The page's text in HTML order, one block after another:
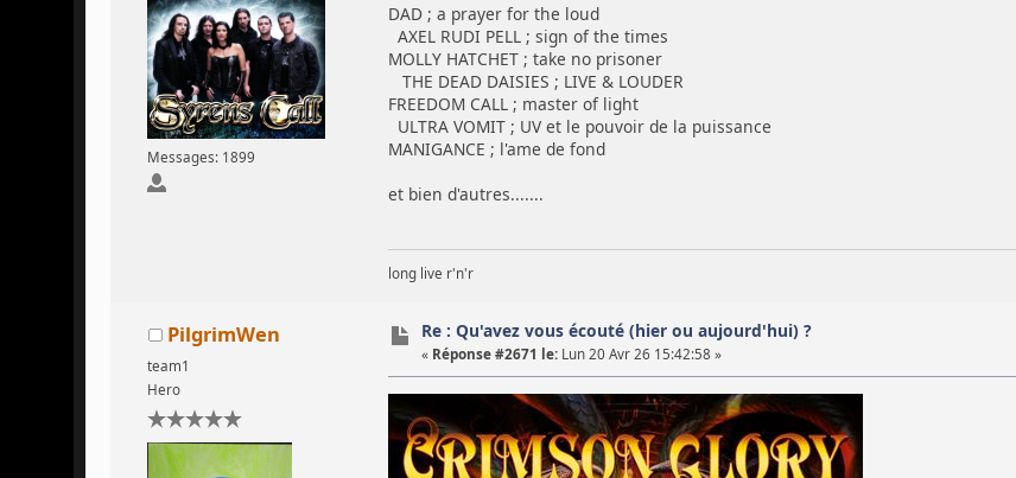
Messages: 1899
DAD ; a prayer for the loud
AXEL RUDI PELL ; sign of the times
MOLLY HATCHET ; take no prisoner
THE DEAD DAISIES ; LIVE & LOUDER
FREEDOM CALL ; master of light
ULTRA VOMIT ; UV et le pouvoir de la puissance
MANIGANCE ; l'ame de fond
et bien d'autres.......
long live r'n'r
PilgrimWen
team1
Hero
Re : Qu'avez vous écouté (hier ou aujourd'hui) ?
« Réponse #2671 le: Lun 20 Avr 26 15:42:58 »